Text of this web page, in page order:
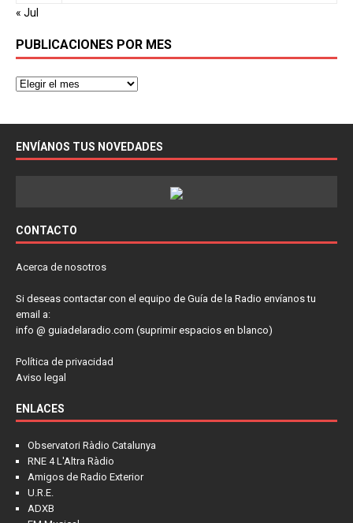
« Jul
PUBLICACIONES POR MES
ENVÍANOS TUS NOVEDADES
CONTACTO
Acerca de nosotros
Si deseas contactar con el equipo de Guía de la Radio envíanos tu
email a:
info @ guiadelaradio.com (suprimir espacios en blanco)
Política de privacidad
Aviso legal
ENLACES
Observatori Ràdio Catalunya
RNE 4 L'Altra Ràdio
Amigos de Radio Exterior
U.R.E.
ADXB